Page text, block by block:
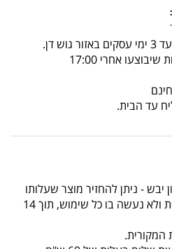
דן.
אחרי 17:00
עד הבית.
יבש - ניתן להחזיר מוצר שעלותו
מעל 50 ש"ח, באריזתו המקורית ולא נעשה בו כל שימוש, תוך 14
המקורית.